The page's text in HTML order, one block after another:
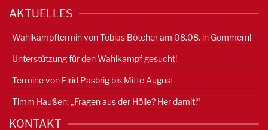
AKTUELLES
Wahlkampftermin von Tobias Bötcher am 08.08. in Gommern!
Unterstützung für den Wahlkampf gesucht!
Termine von Elrid Pasbrig bis Mitte August
Timm Haußen: „Fragen aus der Hölle? Her damit!“
KONTAKT